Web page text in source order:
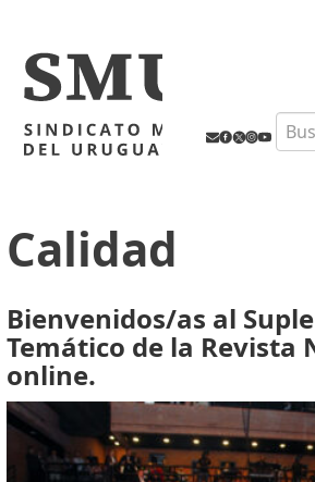
Calidad
Bienvenidos/as al
Temático de la Revista
online.